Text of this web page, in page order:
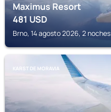
Maximus Resort
481USD
Brno, 14 agosto 2026, 2 noches
KARST DE MORAVIA